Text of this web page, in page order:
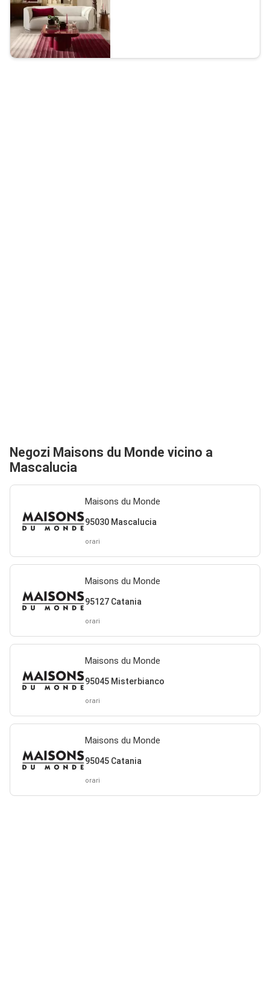
Negozi Maisons du Monde vicino a
Mascalucia
Maisons du Monde
95030 Mascalucia
orari
Maisons du Monde
95127 Catania
orari
Maisons du Monde
95045 Misterbianco
orari
Maisons du Monde
95045 Catania
orari